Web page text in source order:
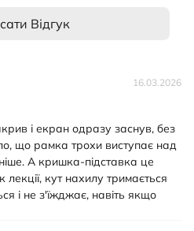
Відгук
16.03.2026
і екран одразу заснув, без
що рамка трохи виступає над
А кришка-підставка це
кут нахилу тримається
і не з'їжджає, навіть якщо